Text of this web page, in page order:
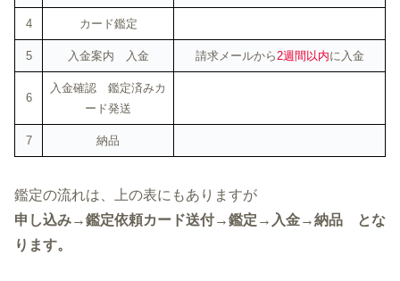
4 カード鑑定
5 入金案内 入金 請求メールから2週間以内に入金
6
入金確認 鑑定済みカ
ード発送
7 納品
鑑定の流れは、上の表にもありますが
申し込み→鑑定依頼カード送付→鑑定→入金→納品 とな
ります。